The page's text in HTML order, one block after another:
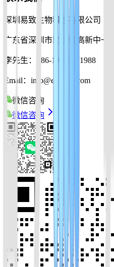
深圳易致生物科技有限公司
广东省深圳市南山区高新中一
李先生：+86-19925271988
Email：info@ezassay.com
微信咨询
微信咨询